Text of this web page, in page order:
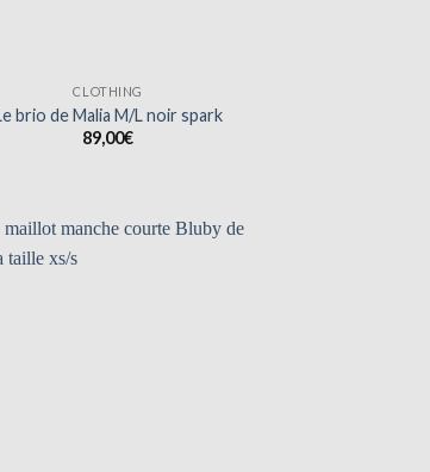
CLOTHING
brio de Malia M/L noir spark
89,00€